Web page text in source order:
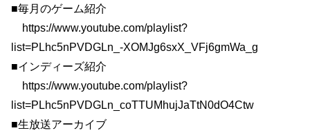
■毎月のゲーム紹介
https://www.youtube.com/playlist?
list=PLhc5nPVDGLn_-XOMJg6sxX_VFj6gmWa_g
■インディーズ紹介
https://www.youtube.com/playlist?
list=PLhc5nPVDGLn_coTTUMhujJaTtN0dO4Ctw
■生放送アーカイブ